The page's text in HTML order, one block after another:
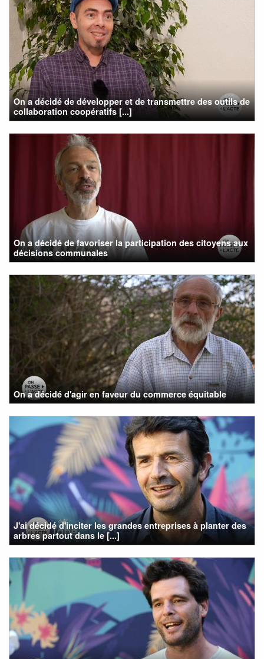
On a décidé de développer et de transmettre des outils de
collaboration coopératifs [...]
On a décidé de favoriser la participation des citoyens aux
décisions communales
On a décidé d'agir en faveur du commerce équitable
J'ai décidé d'inciter les grandes entreprises à planter des
arbres partout dans le [...]